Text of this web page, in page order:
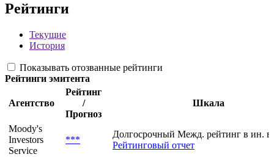
Рейтинги
Текущие
История
Показывать отозванные рейтинги
Рейтинги эмитента
Агентство
Рейтинг
/
Прогноз
Шкала
Moody's
Investors
Service
***
Долгосрочный Межд. рейтинг в ин.
Рейтинговый отчет